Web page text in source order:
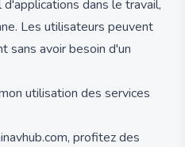
dans le travail,
Les utilisateurs peuvent
sans avoir besoin d'un
utilisation des services
profitez des